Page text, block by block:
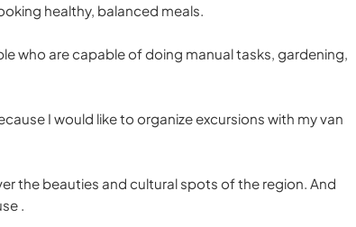
healthy, balanced meals.
who are capable of doing manual tasks, gardening,
I would like to organize excursions with my van
the beauties and cultural spots of the region. And
.